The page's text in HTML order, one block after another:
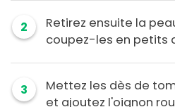
2
Retirez ensuite la
coupez-les en petits
3
Mettez les dès de
et ajoutez l'oignon